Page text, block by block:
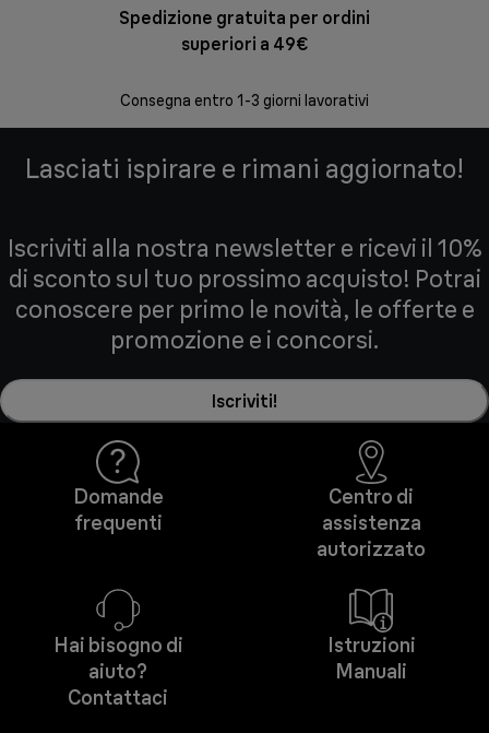
Spedizione gratuita per ordini
superiori a 49€
Consegna entro 1-3 giorni lavorativi
Lasciati ispirare e rimani aggiornato!
Iscriviti alla nostra newsletter e ricevi il 10%
di sconto sul tuo prossimo acquisto! Potrai
conoscere per primo le novità, le offerte e
promozione e i concorsi.
Iscriviti!
Domande
frequenti
Centro di
assistenza
autorizzato
Hai bisogno di
aiuto?
Contattaci
Istruzioni
Manuali